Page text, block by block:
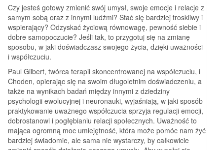
Czy jesteś gotowy zmienić swój umysł, swoje emocje i relacje z
samym sobą oraz z innymi ludźmi? Stać się bardziej troskliwy i
wspierający? Odzyskać życiową równowagę, pewność siebie i
dobre samopoczucie? Jeśli tak, to przygotuj się na zmianę
sposobu, w jaki doświadczasz swojego życia, dzięki uważności
i współczuciu.
Paul Gilbert, twórca terapii skoncentrowanej na współczuciu, i
Choden, opierając się na swoim długoletnim doświadczeniu, a
także na wynikach badań między innymi z dziedziny
psychologii ewolucyjnej i neuronauki, wyjaśniają, w jaki sposób
praktykowanie uważnego współczucia sprzyja regulacji emocji,
dobrostanowi i pogłębianiu relacji społecznych. Uważność to
mająca ogromną moc umiejętność, która może pomóc nam żyć
bardziej świadomie, ale sama nie wystarczy, by całkowicie